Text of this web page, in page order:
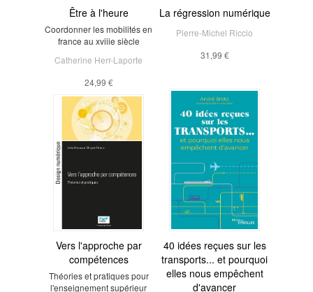
Être à l'heure
Coordonner les mobilités en
france au xviiie siècle
Catherine Herr-Laporte
24,99 €
La régression numérique
Pierre-Michel Riccio
31,99 €
Vers l'approche par
compétences
Théories et pratiques pour
l'enseignement supérieur
40 idées reçues sur les
transports... et pourquoi
elles nous empêchent
d'avancer